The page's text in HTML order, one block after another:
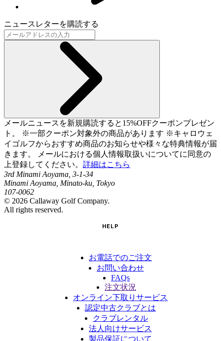
ニュースレターを購読する
メールニュースを新規購読すると15%OFFクーポンプレゼン
ト。 ※一部クーポン対象外の商品があります ※キャロウェ
イゴルフからおすすめ商品のお知らせや様々な特典情報が届
きます。 メールにおける個人情報取扱いについてに同意の
上登録してください。 詳細はこちら
3rd Minami Aoyama, 3-1-34
Minami Aoyama, Minato-ku, Tokyo
107-0062
© 2026 Callaway Golf Company.
All rights reserved.
HELP
お電話でのご注文
お問い合わせ
FAQs
注文状況
オンライン下取りサービス
認定中古クラブとは
クラブレンタル
法人向けサービス
製品保証について